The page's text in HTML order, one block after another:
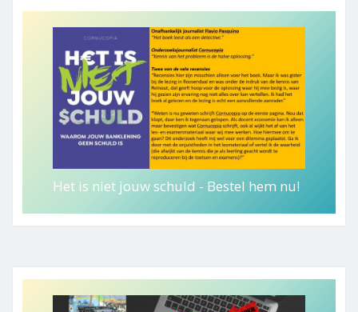
Het is niet jouw schuld - Bestel hem nu!